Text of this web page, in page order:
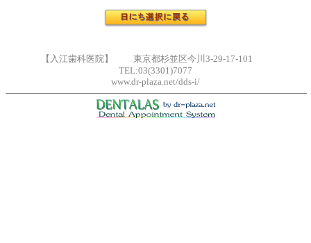
【入江歯科医院】 東京都杉並区今川3-29-17-101
TEL:03(3301)7077
www.dr-plaza.net/dds-i/